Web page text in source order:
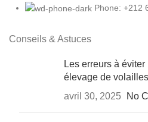
Phone: +212
Conseils & Astuces
Les erreurs à
élevage de
avril 30, 2025
No